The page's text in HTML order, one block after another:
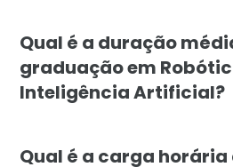
Qual é a duração
graduação em
Inteligência Artificial?
Qual é a carga